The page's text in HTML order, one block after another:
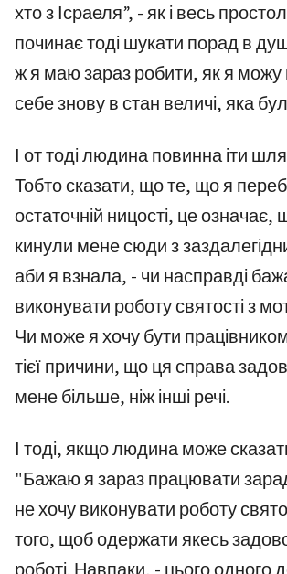
хто з Ісраеля”, - як і весь
починає тоді шукати порад в
ж я маю зараз робити, як я можу
себе знову в стан величі, яка
І от тоді людина повинна іти
Тобто сказати, що те, що я
остаточній ницості, це означає,
кинули мене сюди з
аби я взнала, - чи насправді
виконувати роботу святості з
Чи може я хочу бути
тієї причини, що ця справа
мене більше, ніж інші речі.
І тоді, якщо людина може
"Бажаю я зараз працювати
не хочу виконувати роботу
того, щоб одержати якесь